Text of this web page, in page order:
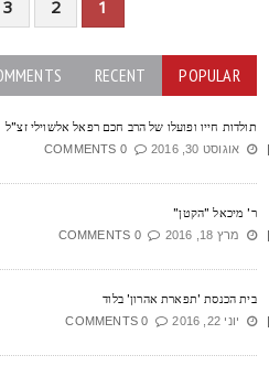
POPULAR
RECENT
COMMENTS
חייו ופועלו של הרב חכם רפאל אלשוילי זצ"ל
אוגוסט 30, 2016 0 COMMENTS
מיכאל "הקטן"
מרץ 18, 2016 0 COMMENTS
הכנסת 'תפארת אהרון' בלוד
יוני 22, 2016 0 COMMENTS